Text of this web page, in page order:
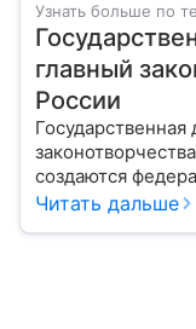
Узнать больше по
главный
России
создаются
жизни каждого
Читать дальше